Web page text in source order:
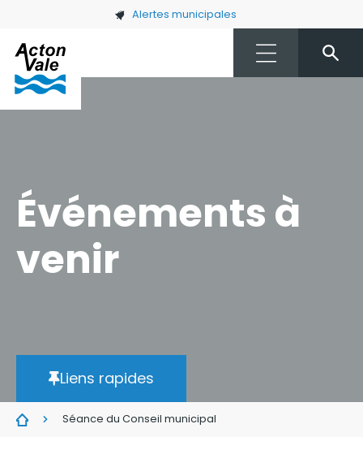
Skip to main content Alertes municipales
Événements à
venir
Liens rapides
Séance du Conseil municipal